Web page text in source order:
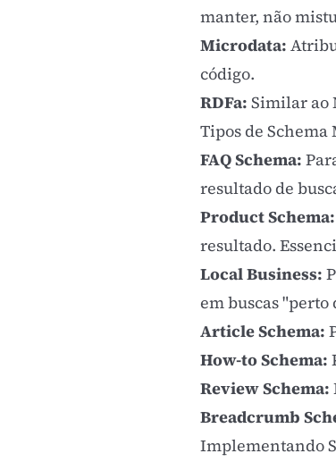
manter, não
Microdata:
código.
RDFa: Similar ao
Tipos de Schema
FAQ Schema:
resultado de
Product Schema:
resultado.
Local Business:
em buscas "perto
Article Schema:
How-to Schema:
Review Schema:
Breadcrumb
Implementando